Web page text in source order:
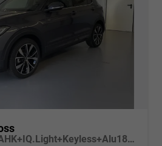
R-Line 115PS DSG AHK+IQ.Light+Keyless+Alu18+Kamera+Climatronic+Sitzheizung